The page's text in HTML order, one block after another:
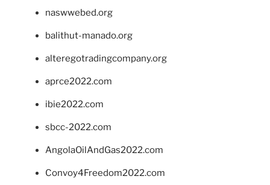
naswwebed.org
balithut-manado.org
alteregotradingcompany.org
aprce2022.com
ibie2022.com
sbcc-2022.com
AngolaOilAndGas2022.com
Convoy4Freedom2022.com